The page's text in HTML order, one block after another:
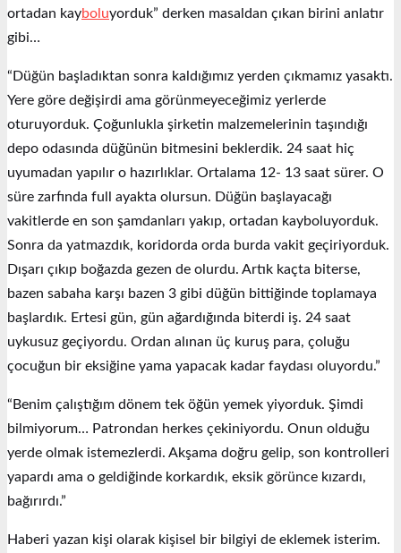
ortadan kayboluyorduk” derken masaldan çıkan birini anlatır
gibi…
“Düğün başladıktan sonra kaldığımız yerden çıkmamız yasaktı.
Yere göre değişirdi ama görünmeyeceğimiz yerlerde
oturuyorduk. Çoğunlukla şirketin malzemelerinin taşındığı
depo odasında düğünün bitmesini beklerdik. 24 saat hiç
uyumadan yapılır o hazırlıklar. Ortalama 12- 13 saat sürer. O
süre zarfında full ayakta olursun. Düğün başlayacağı
vakitlerde en son şamdanları yakıp, ortadan kayboluyorduk.
Sonra da yatmazdık, koridorda orda burda vakit geçiriyorduk.
Dışarı çıkıp boğazda gezen de olurdu. Artık kaçta biterse,
bazen sabaha karşı bazen 3 gibi düğün bittiğinde toplamaya
başlardık. Ertesi gün, gün ağardığında biterdi iş. 24 saat
uykusuz geçiyordu. Ordan alınan üç kuruş para, çoluğu
çocuğun bir eksiğine yama yapacak kadar faydası oluyordu.”
“Benim çalıştığım dönem tek öğün yemek yiyorduk. Şimdi
bilmiyorum… Patrondan herkes çekiniyordu. Onun olduğu
yerde olmak istemezlerdi. Akşama doğru gelip, son kontrolleri
yapardı ama o geldiğinde korkardık, eksik görünce kızardı,
bağırırdı.”
Haberi yazan kişi olarak kişisel bir bilgiyi de eklemek isterim.